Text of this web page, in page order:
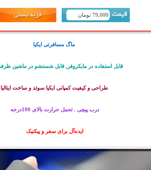
79,000 تومان
ماگ مسافرتی ایکیا
قابل استفاده در مایکروفر, قابل شستشو در ماشین
طراحی و کیفیت کمپانی ایکیا سوئد و ساخت ایتالیا
درب پیچی . تحمل حرارت بالای 100درجه
ایده‌آل برای سفر و پیکنیک